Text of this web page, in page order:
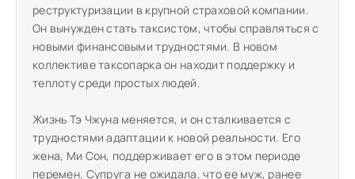
реструктуризации в крупной страховой компании.
Он вынужден стать таксистом, чтобы справляться с
новыми финансовыми трудностями. В новом
коллективе таксопарка он находит поддержку и
теплоту среди простых людей.
Жизнь Тэ Чжуна меняется, и он сталкивается с
трудностями адаптации к новой реальности. Его
жена, Ми Сон, поддерживает его в этом периоде
перемен. Супруга не ожидала, что ее муж, ранее